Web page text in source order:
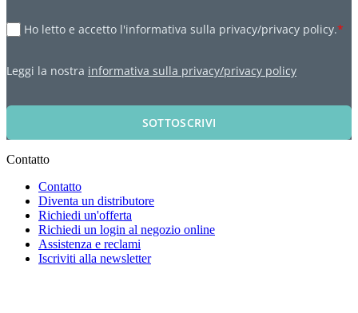
Ho letto e accetto l'informativa sulla privacy/privacy policy.*
Leggi la nostra informativa sulla privacy/privacy policy
SOTTOSCRIVI
Contatto
Contatto
Diventa un distributore
Richiedi un'offerta
Richiedi un login al negozio online
Assistenza e reclami
Iscriviti alla newsletter